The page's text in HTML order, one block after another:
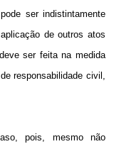
ser indistintamente
de outros atos
ser feita na medida
responsabilidade civil,
pois, mesmo não